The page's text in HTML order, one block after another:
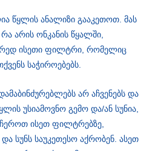
წყლის ანალიზი გააკეთოთ. მას
არის ონკანის წყალში,
ისეთი ფილტრი, რომელიც
საჭიროებებს.
არ აჩვენებს და
უსიამოვნო გემო და/ან სუნია,
ისეთ ფილტრებზე,
სუნს საუკეთესო აქრობენ. ასეთ